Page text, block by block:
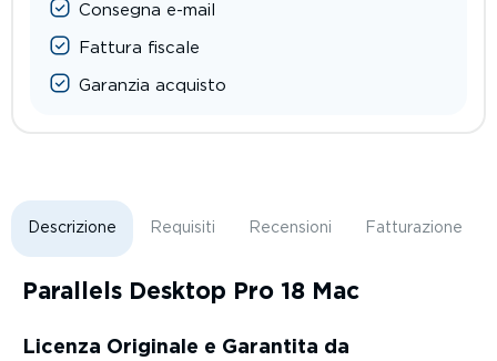
Consegna e-mail
Fattura fiscale
Garanzia acquisto
Descrizione Requisiti Recensioni Fatturazione
Parallels Desktop Pro 18 Mac
Licenza Originale e Garantita da